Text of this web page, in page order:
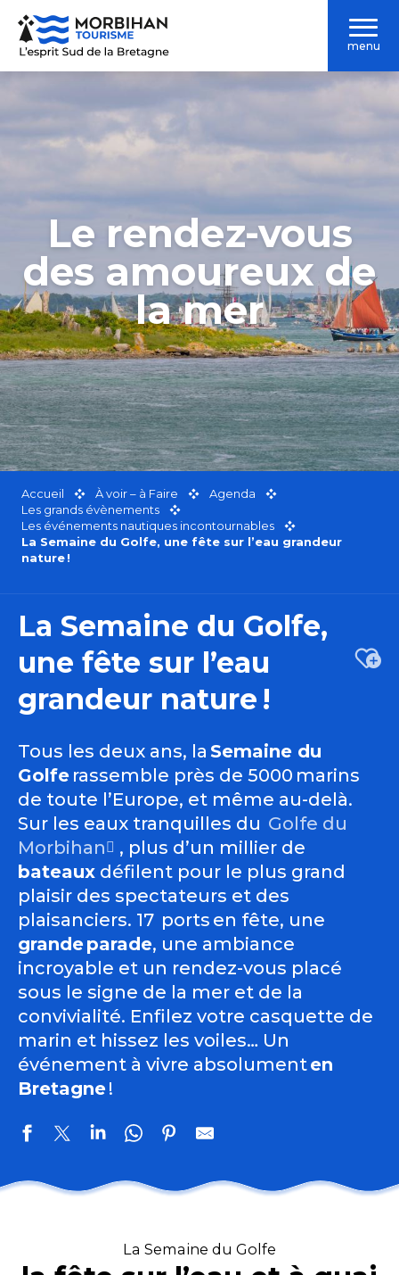
Aller
contenu
principal
menu
Le rendez-vous
des amoureux de
la mer
Accueil À voir – à Faire
Agenda
Les grands évènements
Les événements nautiques incontournables
La Semaine du Golfe, une fête sur l’eau grandeur
nature !
La Semaine du Golfe,
une fête sur l’eau
grandeur nature !
Tous les deux ans, la Semaine du
Golfe rassemble près de 5000 marins
de toute l’Europe, et même au-delà.
Sur les eaux tranquilles du Golfe du
Morbihan
, plus d’un millier de
bateaux défilent pour le plus grand
plaisir des spectateurs et des
plaisanciers. 17 ports en fête, une
grandeparade, une ambiance
incroyable et un rendez-vous placé
sous le signe de la mer et de la
convivialité. Enfilez votre casquette de
marin et hissez les voiles… Un
événement à vivre absolumenten
Bretagne!
La Semaine du Golfe